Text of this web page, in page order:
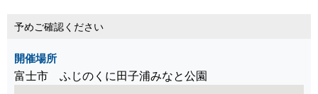
予めご確認ください
開催場所
富士市 ふじのくに田子浦みなと公園